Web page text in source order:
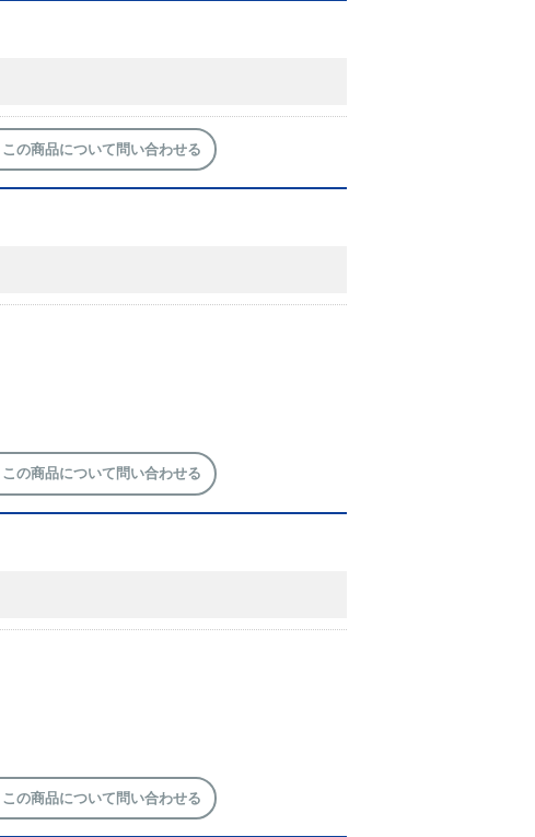
この商品について問い合わせる
この商品について問い合わせる
この商品について問い合わせる